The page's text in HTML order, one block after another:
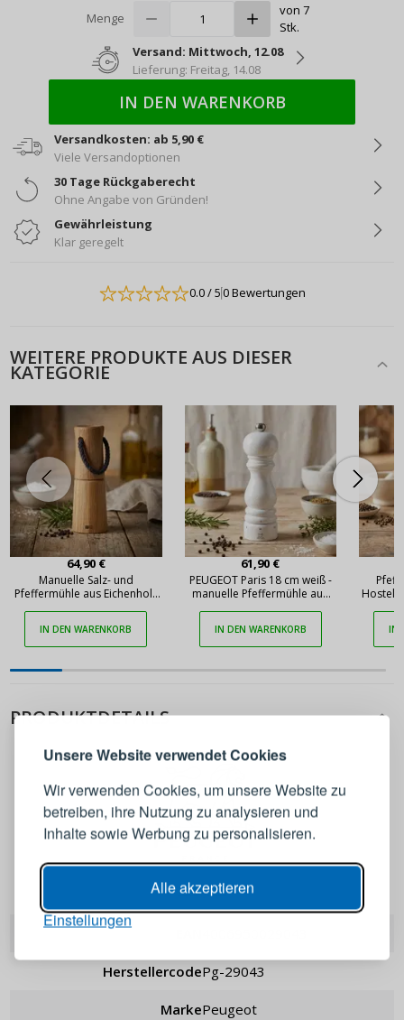
Unsere Website verwendet Cookies
Wir verwenden Cookies, um unsere Website zu
betreiben, ihre Nutzung zu analysieren und
Inhalte sowie Werbung zu personalisieren.
Alle akzeptieren
Einstellungen
Menge
von 7
Stk.
Versand: Mittwoch, 12.08
Lieferung: Freitag, 14.08
IN DEN WARENKORB
Versandkosten: ab 5,90 €
Viele Versandoptionen
30 Tage Rückgaberecht
Ohne Angabe von Gründen!
Gewährleistung
Klar geregelt
0.0/ 50 Bewertungen
WEITERE PRODUKTE AUS DIESER
KATEGORIE
64,90 €
Manuelle Salz- und
Pfeffermühle aus Eichenholz
IN DEN WARENKORB
61,90 €
PEUGEOT Paris 18 cm weiß -
manuelle Pfeffermühle aus
IN DEN WARENKORB IN
PRODUKTDETAILS
Peugeot
Herstellercode pg-29043
Marke Peugeot
Melden Sie sich bei Ihrem
E-Mail-Adresse